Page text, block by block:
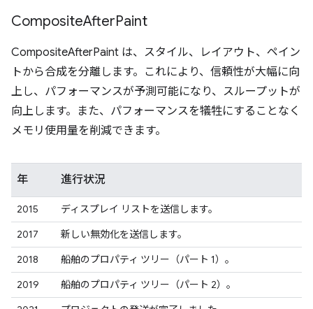
CompositeAfterPaint
CompositeAfterPaint は、スタイル、レイアウト、ペイン
トから合成を分離します。これにより、信頼性が大幅に向
上し、パフォーマンスが予測可能になり、スループットが
向上します。また、パフォーマンスを犠牲にすることなく
メモリ使用量を削減できます。
年 進行状況
2015
ディスプレイ リストを送信します。
2017
新しい無効化を送信します。
2018
船舶のプロパティ ツリー（パート 1）。
2019
船舶のプロパティ ツリー（パート 2）。